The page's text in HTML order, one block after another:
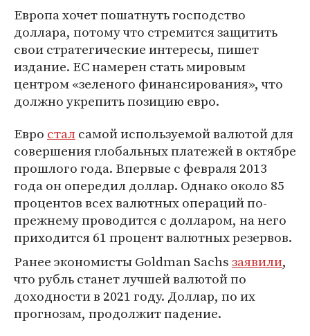
Европа хочет пошатнуть господство
доллара, потому что стремится защитить
свои стратегические интересы, пишет
издание. ЕС намерен стать мировым
центром «зеленого финансирования», что
должно укрепить позицию евро.
Евро сталсамой используемой валютой для
совершения глобальных платежей в октябре
прошлого года. Впервые с февраля 2013
года он опередил доллар. Однако около 85
процентов всех валютных операций по-
прежнему проводится с долларом, на него
приходится 61 процент валютных резервов.
Ранее экономисты Goldman Sachsзаявили,
что рубль станет лучшей валютой по
доходности в 2021 году. Доллар, по их
прогнозам, продолжит падение.